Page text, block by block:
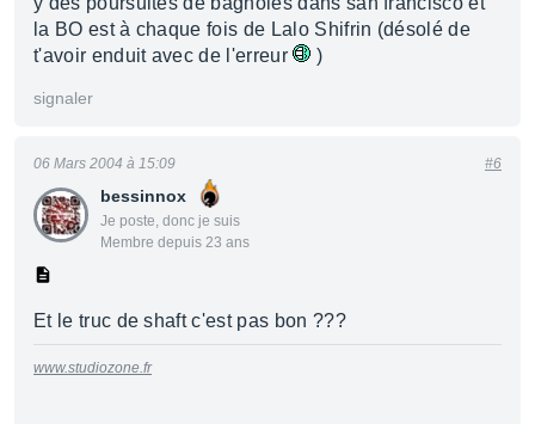
la BO est à chaque fois de Lalo Shifrin (désolé de
t'avoir enduit avec de l'erreur
)
signaler
bessinnox
Je poste, donc je suis
Membre depuis 23 ans
06 Mars 2004 à 15:09 #6
Et le truc de shaft c'est pas bon ???
www.studiozone.fr